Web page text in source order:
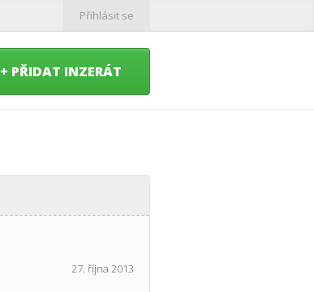
Přihlásit se
+ PŘIDAT INZERÁT
27. října 2013